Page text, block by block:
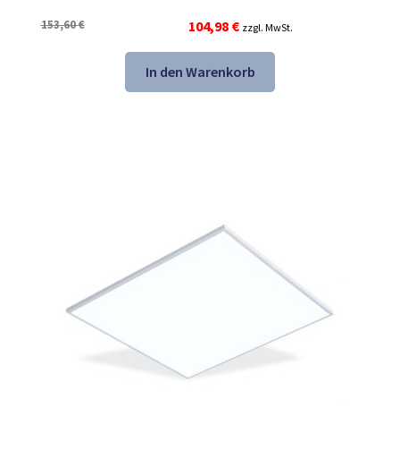
153,60€
Ursprünglicher
Preis
war:
153,60 €
104,98 €Aktueller
Preis
ist:
104,98 €.
zzgl. MwSt.
In den Warenkorb